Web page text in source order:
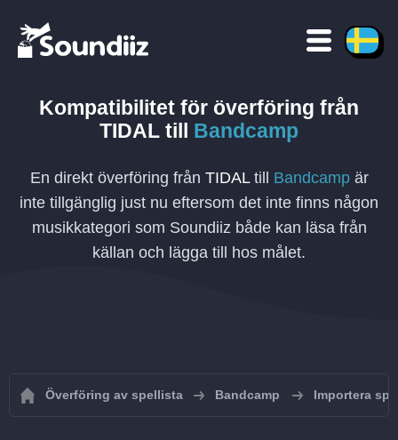
Kompatibilitet för överföring från
TIDAL till Bandcamp
En direkt överföring från TIDALtill Bandcampär
inte tillgänglig just nu eftersom det inte finns någon
musikkategori som Soundiiz både kan läsa från
källan och lägga till hos målet.
Överföring av spellista Bandcamp Importera